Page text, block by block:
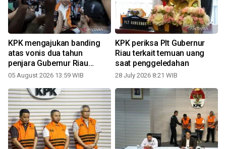
KPK mengajukan banding
atas vonis dua tahun
penjara Gubernur Riau
nonaktif
05 August 2026 13:59 WIB
KPK periksa Plt Gubernur
Riau terkait temuan uang
saat penggeledahan
28 July 2026 8:21 WIB